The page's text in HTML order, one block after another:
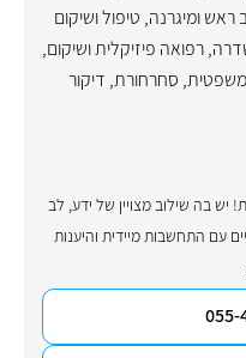
ראש ומיגרנה, טיפול ושיקום
,רפואה פיזיקלית ושיקום,
משפטית, סחרחורת, דיקור
יש בה שילוב מצויין של ידע, לב
עם התחשבות מיידית והיענות
055-